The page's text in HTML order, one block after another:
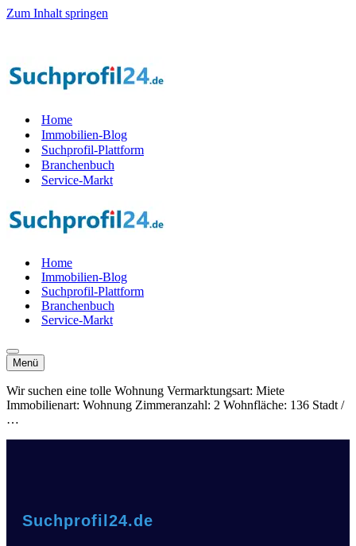
Zum Inhalt springen
Home
Immobilien-Blog
Suchprofil-Plattform
Branchenbuch
Service-Markt
Home
Immobilien-Blog
Suchprofil-Plattform
Branchenbuch
Service-Markt
Navigationsmenü
Menü
Navigationsmenü
Wir suchen eine tolle Wohnung Vermarktungsart: Miete
Immobilienart: Wohnung Zimmeranzahl: 2 Wohnfläche: 136 Stadt /
…
Suchprofil24.de